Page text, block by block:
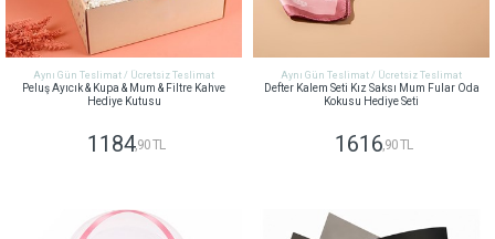
Aynı Gün Teslimat / Ücretsiz Teslimat
Peluş Ayıcık & Kupa & Mum & Filtre Kahve
Hediye Kutusu
1184,90 TL
Aynı Gün Teslimat / Ücretsiz Teslimat
Defter Kalem Seti Kız Saksı Mum Fular Oda
Kokusu Hediye Seti
1616 ,90 TL